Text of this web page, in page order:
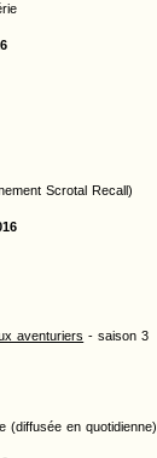
Scrotal Recall)
aventuriers - saison 3
(diffusée en quotidienne)